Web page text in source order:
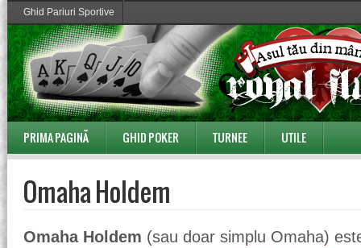
Ghid Pariuri Sportive
PRIMA PAGINĂ GHID POKER TURNEE UTILE
Omaha Holdem
Omaha Holdem (sau doar simplu Omaha)